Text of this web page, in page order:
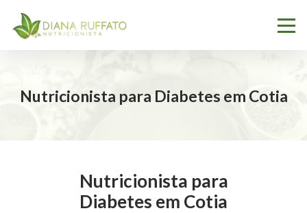
Nutricionista para Diabetes em Cotia
Nutricionista para
Diabetes em Cotia